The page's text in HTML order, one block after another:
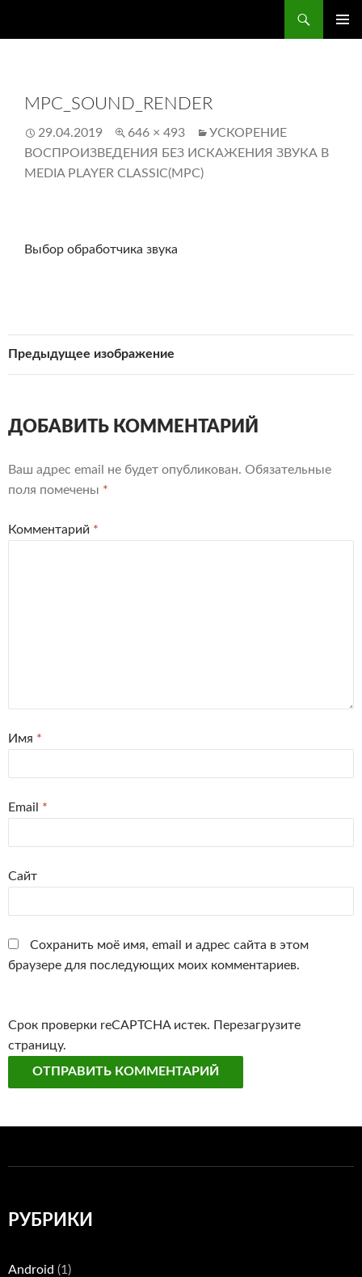
MPC_SOUND_RENDER
29.04.2019 646 × 493
УСКОРЕНИЕ
ВОСПРОИЗВЕДЕНИЯ БЕЗ ИСКАЖЕНИЯ ЗВУКА В
MEDIA PLAYER CLASSIC(MPC)
Выбор обработчика звука
Предыдущее изображение
ДОБАВИТЬ КОММЕНТАРИЙ
Ваш адрес email не будет опубликован. Обязательные
поля помечены *
Комментарий *
Имя *
Email *
Сайт
Сохранить моё имя, email и адрес сайта в этом
браузере для последующих моих комментариев.
Срок проверки reCAPTCHA истек. Перезагрузите
страницу.
РУБРИКИ
Android (1)